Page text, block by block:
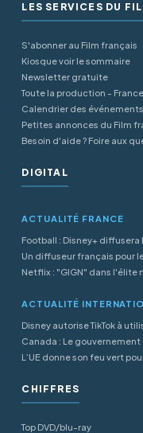
LES SERVICES DU
S'abonner au Film français
Kiosque voir le sommaire
Newsletter gratuite
Toute la production -
Calendrier des événements
Petites annonces du Film
Besoin d'aide ? Foire aux
DIGITAL
ACTUALITÉ FRANCE
Football : Disney+ diffusera
Un diffuseur français pour
Netflix : "GIGN" dans l'élite
ACTUALITÉ
Disney autorise TikTok à
Canada : Le
L’UE donne son feu vert
CHIFFRES
Top DVD/blu-ray